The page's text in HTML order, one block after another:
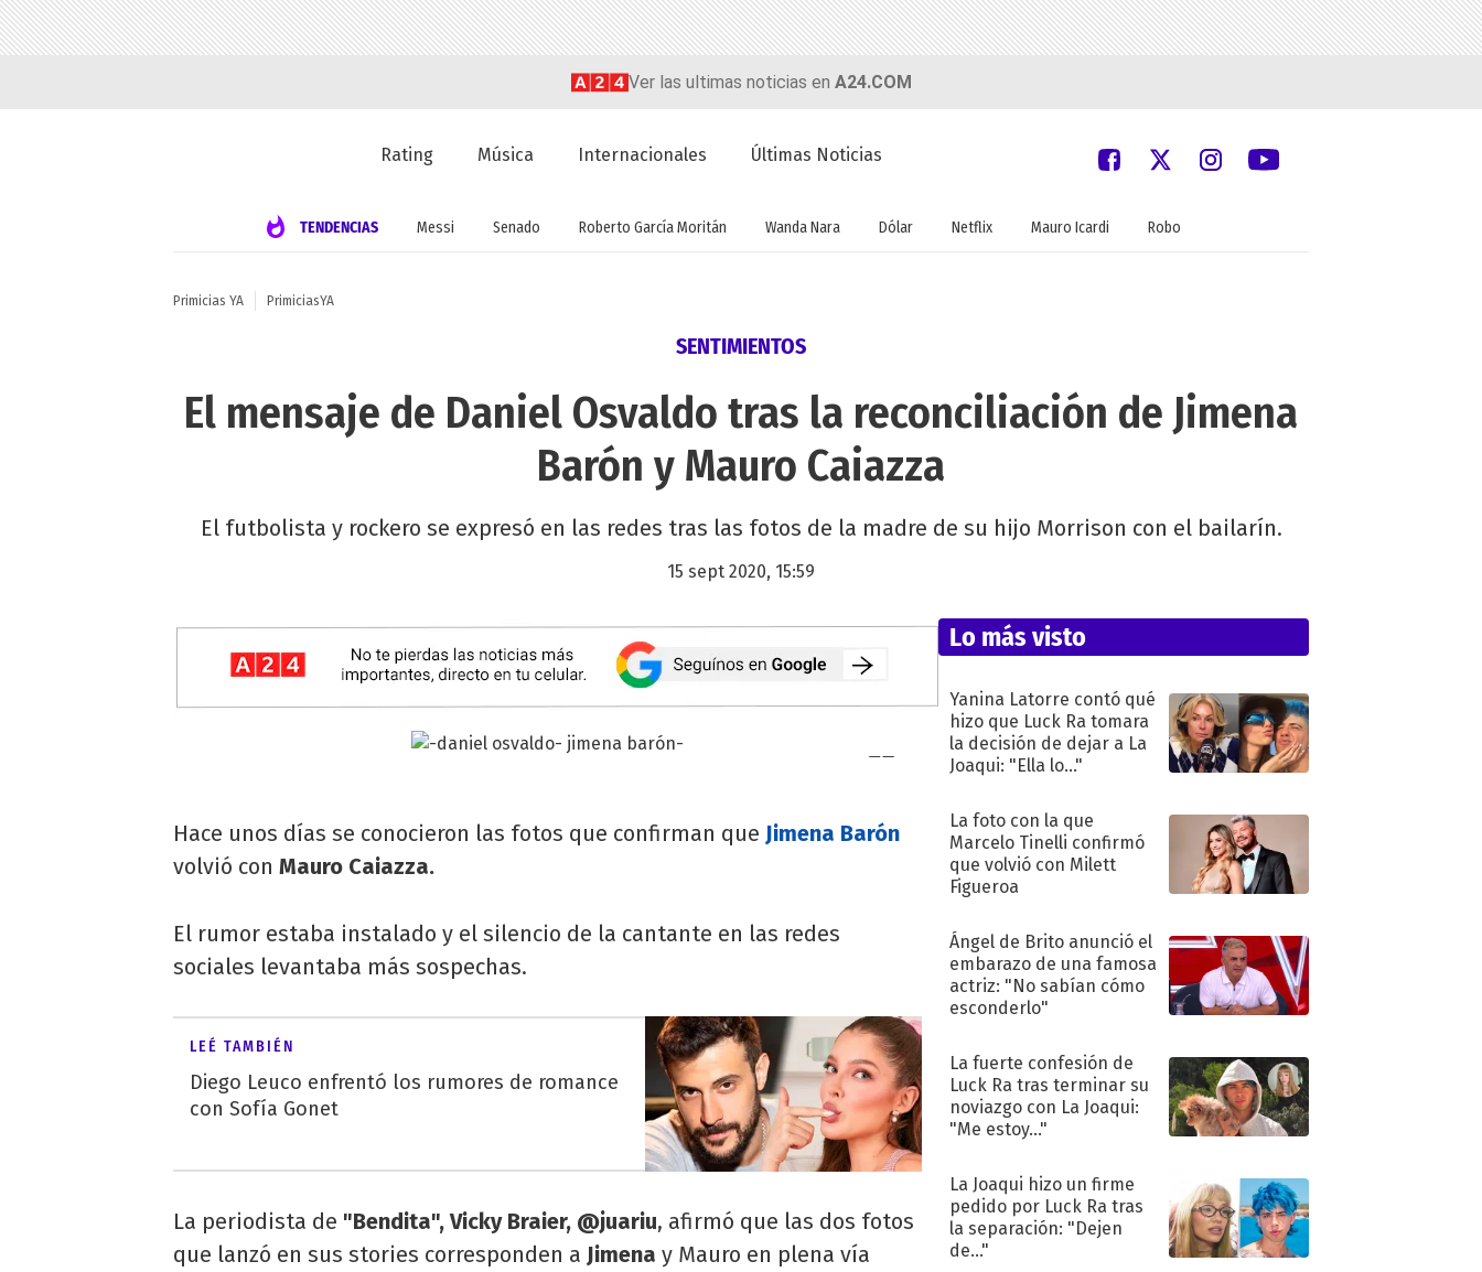
Ver las ultimas noticias en A24.COM
Rating Música Internacionales Últimas Noticias
TENDENCIAS Messi Senado Roberto García Moritán Wanda Nara Dólar Netflix Mauro Icardi Robo
Primicias YA PrimiciasYA
SENTIMIENTOS
El mensaje de Daniel Osvaldo tras la reconciliación de Jimena
Barón y Mauro Caiazza
El futbolista y rockero se expresó en las redes tras las fotos de la madre de su hijo Morrison con el bailarín.
15 sept 2020, 15:59
Hace unos días se conocieron las fotos que confirman que Jimena Barón
volvió con Mauro Caiazza.
El rumor estaba instalado y el silencio de la cantante en las redes
sociales levantaba más sospechas.
LEÉ TAMBIÉN
Diego Leuco enfrentó los rumores de romance
con Sofía Gonet
La periodista de "Bendita", Vicky Braier, @juariu, afirmó que las dos fotos
que lanzó en sus stories corresponden a Jimena y Mauro en plena vía
Lo más visto
Yanina Latorre contó qué
hizo que Luck Ra tomara
la decisión de dejar a La
Joaqui: "Ella lo..."
La foto con la que
Marcelo Tinelli confirmó
que volvió con Milett
Figueroa
Ángel de Brito anunció el
embarazo de una famosa
actriz: "No sabían cómo
esconderlo"
La fuerte confesión de
Luck Ra tras terminar su
noviazgo con La Joaqui:
"Me estoy..."
La Joaqui hizo un firme
pedido por Luck Ra tras
la separación: "Dejen
de..."